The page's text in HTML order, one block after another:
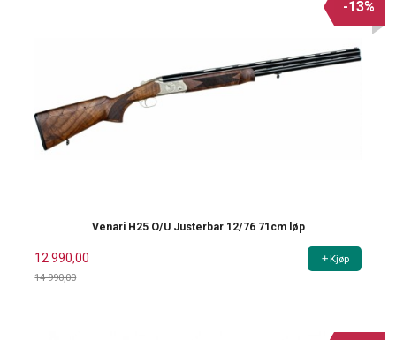
Venari H25 O/U Justerbar 12/76 71cm løp
12 990,00
14 990,00
-13%
Kjøp